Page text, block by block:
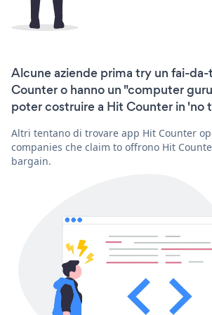
Alcune aziende prima try un fai-
Counter o hanno un "computer
poter costruire a Hit Counter in 'no
Altri tentano di trovare app Hit Counter
companies che claim to offrono Hit
bargain.